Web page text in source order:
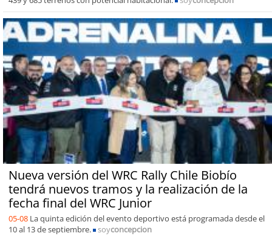
Nueva versión del WRC Rally Chile Biobío
tendrá nuevos tramos y la realización de la
fecha final del WRC Junior
05-08 La quinta edición del evento deportivo está programada desde el
10 al 13 de septiembre.
soyconcepcion